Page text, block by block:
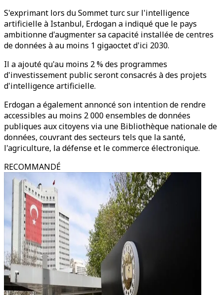
S'exprimant lors du Sommet turc sur l'intelligence
artificielle à Istanbul, Erdogan a indiqué que le pays
ambitionne d'augmenter sa capacité installée de centres
de données à au moins 1 gigaoctet d'ici 2030.
Il a ajouté qu'au moins 2 % des programmes
d'investissement public seront consacrés à des projets
d'intelligence artificielle.
Erdogan a également annoncé son intention de rendre
accessibles au moins 2 000 ensembles de données
publiques aux citoyens via une Bibliothèque nationale de
données, couvrant des secteurs tels que la santé,
l'agriculture, la défense et le commerce électronique.
RECOMMANDÉ